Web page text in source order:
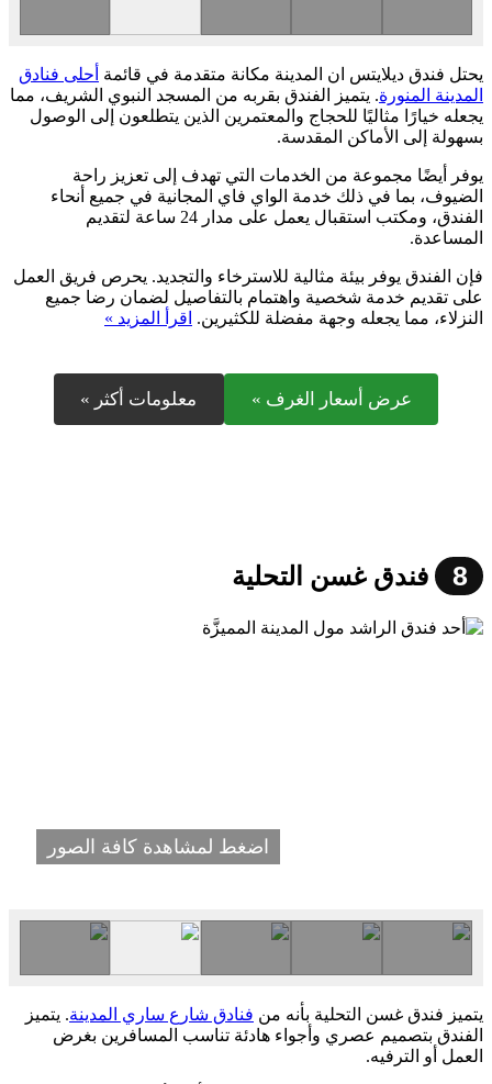
يحتل فندق ديلايتس ان المدينة مكانة متقدمة في قائمة أحلى فنادق
المدينة المنورة. يتميز الفندق بقربه من المسجد النبوي الشريف، مما
يجعله خيارًا مثاليًا للحجاج والمعتمرين الذين يتطلعون إلى الوصول
بسهولة إلى الأماكن المقدسة.
يوفر أيضًا مجموعة من الخدمات التي تهدف إلى تعزيز راحة
الضيوف، بما في ذلك خدمة الواي فاي المجانية في جميع أنحاء
الفندق، ومكتب استقبال يعمل على مدار 24 ساعة لتقديم
المساعدة.
فإن الفندق يوفر بيئة مثالية للاسترخاء والتجديد. يحرص فريق العمل
على تقديم خدمة شخصية واهتمام بالتفاصيل لضمان رضا جميع
النزلاء، مما يجعله وجهة مفضلة للكثيرين. اقرأ المزيد »
عرض أسعار الغرف » معلومات أكثر »
8 فندق غسن التحلية
اضغط لمشاهدة كافة الصور
يتميز فندق غسن التحلية بأنه من فنادق شارع ساري المدينة. يتميز
الفندق بتصميم عصري وأجواء هادئة تناسب المسافرين بغرض
العمل أو الترفيه.